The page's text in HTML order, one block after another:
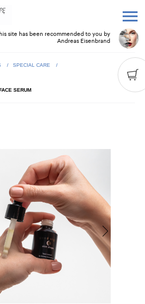
site has been recommended to you by
Andreas Eisenbrand
SPECIAL CARE
SERUM